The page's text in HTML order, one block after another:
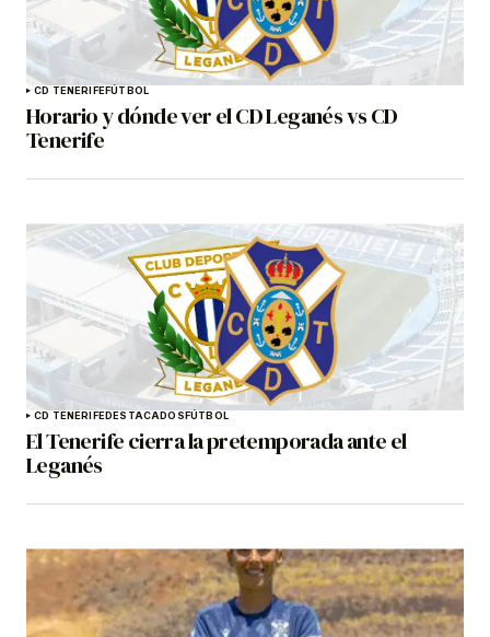
CD TENERIFEFÚTBOL
Horario y dónde ver el CD Leganés vs CD
Tenerife
CD TENERIFEDESTACADOS FÚTBOL
El Tenerife cierra la pretemporada ante el
Leganés